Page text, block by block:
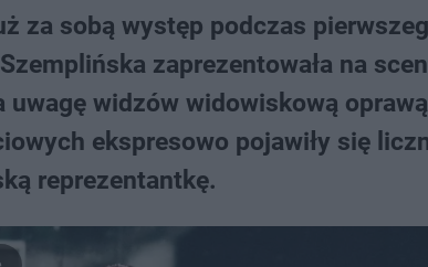
za sobą występ podczas
zaprezentowała na
uwagę widzów widowiskową
ekspresowo pojawiły się
reprezentantkę.